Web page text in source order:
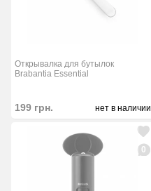
Открывалка для бутылок
Brabantia Essential
199 грн. нет в наличии
0